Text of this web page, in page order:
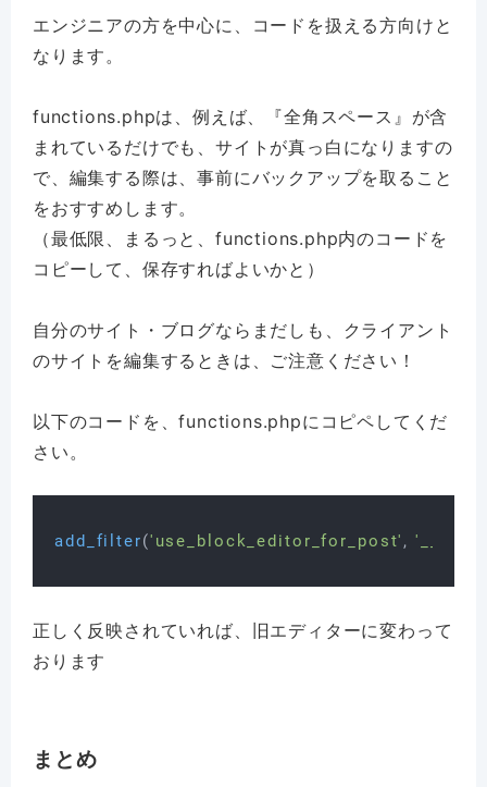
エンジニアの方を中心に、コードを扱える方向けと
なります。
functions.phpは、例えば、『全角スペース』が含
まれているだけでも、サイトが真っ白になりますの
で、編集する際は、事前にバックアップを取ること
をおすすめします。
（最低限、まるっと、functions.php内のコードを
コピーして、保存すればよいかと）
自分のサイト・ブログならまだしも、クライアント
のサイトを編集するときは、ご注意ください！
以下のコードを、functions.phpにコピペしてくだ
さい。
add_filter('use_block_editor_for_post' ,
正しく反映されていれば、旧エディターに変わって
おります
まとめ